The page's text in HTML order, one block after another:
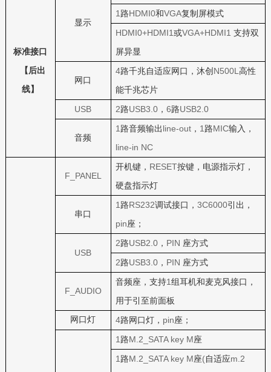
标准接口
【后出
线】
显示
1路HDMI0和VGA复制屏模式
HDMI0+HDMI1或VGA+HDMI1 支持双
屏异显
网口
4路千兆自适应网口，沐创 N500L高性
能千兆芯片
USB 2路USB3.0， 6路USB2.0
音频
1路音频输出 line-out， 1路MIC输入，
line-in NC
F_PANEL
开机键， RESET按键，电源指示灯，
硬盘指示灯
串口
1路RS232调试接口， 3C6000引出，
pin座；
USB
2路USB2.0， PIN 座方式
2路USB3.0， PIN 座方式
F_AUDIO
音频座，支持1组耳机和麦克风接口，
用于引至前面板
网口灯 4路网口灯， pin座；
1路M.2_SATA key M座
1路M.2_SATA key M座(自适应m.2